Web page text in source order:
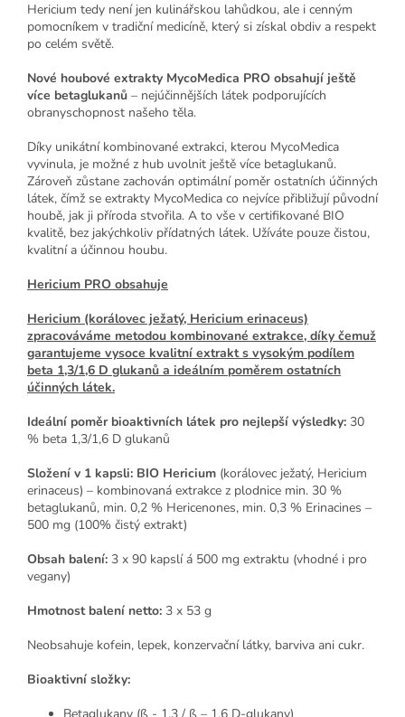
Hericium tedy není jen kulinářskou lahůdkou, ale i cenným
pomocníkem v tradiční medicíně, který si získal obdiv a respekt
po celém světě.
Nové houbové extrakty MycoMedica PRO obsahují ještě
více betaglukanů – nejúčinnějších látek podporujících
obranyschopnost našeho těla.
Díky unikátní kombinované extrakci, kterou MycoMedica
vyvinula, je možné z hub uvolnit ještě více betaglukanů.
Zároveň zůstane zachován optimální poměr ostatních účinných
látek, čímž se extrakty MycoMedica co nejvíce přibližují původní
houbě, jak ji příroda stvořila. A to vše v certifikované BIO
kvalitě, bez jakýchkoliv přídatných látek. Užíváte pouze čistou,
kvalitní a účinnou houbu.
Hericium PRO obsahuje
Hericium (korálovec ježatý, Hericium erinaceus)
zpracováváme metodou kombinované extrakce, díky čemuž
garantujeme vysoce kvalitní extrakt s vysokým podílem
beta 1,3/1,6 D glukanů a ideálním poměrem ostatních
účinných látek.
Ideální poměr bioaktivních látek pro nejlepší výsledky: 30
% beta 1,3/1,6 D glukanů
Složení v 1 kapsli: BIO Hericium (korálovec ježatý, Hericium
erinaceus) – kombinovaná extrakce z plodnice min. 30 %
betaglukanů, min. 0,2 % Hericenones, min. 0,3 % Erinacines –
500 mg (100% čistý extrakt)
Obsah balení: 3 x 90 kapslí á 500 mg extraktu (vhodné i pro
vegany)
Hmotnost balení netto: 3 x 53 g
Neobsahuje kofein, lepek, konzervační látky, barviva ani cukr.
Bioaktivní složky: